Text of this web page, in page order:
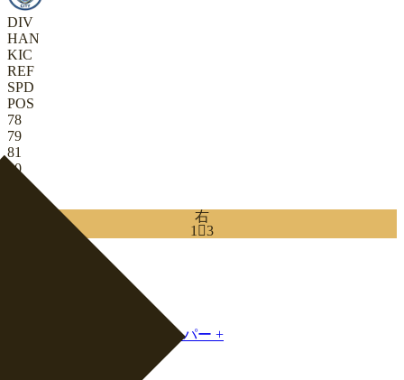
DIV
HAN
KIC
REF
SPD
POS
78
79
81
80
右
1 3
ボールプレイングキーパー +